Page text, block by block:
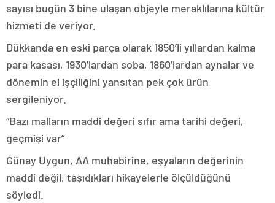
sayısı bugün 3 bine ulaşan objeyle meraklılarına kültür
hizmeti de veriyor.
Dükkanda en eski parça olarak 1850’li yıllardan kalma
para kasası, 1930’lardan soba, 1860’lardan aynalar ve
dönemin el işçiliğini yansıtan pek çok ürün
sergileniyor.
“Bazı malların maddi değeri sıfır ama tarihi değeri,
geçmişi var”
Günay Uygun, AA muhabirine, eşyaların değerinin
maddi değil, taşıdıkları hikayelerle ölçüldüğünü
söyledi.